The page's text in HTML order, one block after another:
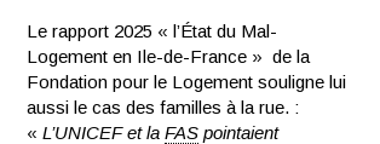
Le rapport 2025 « l’État du Mal-
Logement en Ile-de-France » de la
Fondation pour le Logement souligne lui
aussi le cas des familles à la rue. :
«L’UNICEF et laFAS pointaient